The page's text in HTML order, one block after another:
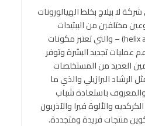
لا بيلاج بخلط الهيالورونات
مختلفين من الببتيدات
ومنتجات الحلزون (helix aspersa) – والتي تعتبر مكونات
عمليات تجديد البشرة وتوفر
العديد من المستخلصات
الرشاد البرازيلي والذي ما
والمعروف باستعادة شباب
والألوة فيرا والآذريون
منتجات فريدة ومتجددة.